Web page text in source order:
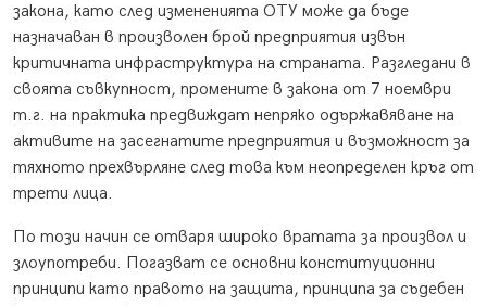
закона, като след измененията ОТУ може да бъде
назначаван в произволен брой предприятия извън
критичната инфраструктура на страната. Разгледани в
своята съвкупност, промените в закона от 7 ноември
т.г. на практика предвиждат непряко одържавяване на
активите на засегнатите предприятия и възможност за
тяхното прехвърляне след това към неопределен кръг от
трети лица.
По този начин се отваря широко вратата за произвол и
злоупотреби. Погазват се основни конституционни
принципи като правото на защита, принципа за съдебен